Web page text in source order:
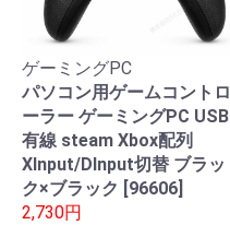
ゲーミングPC
パソコン用ゲームコントロ
ーラー ゲーミングPC USB
有線 steam Xbox配列
XInput/DInput切替 ブラッ
ク×ブラック [96606]
2,730円